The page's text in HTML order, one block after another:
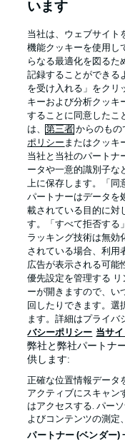
言語をお選びください
日本語
Official Partners
います
当社は、ウェブサイト
機能クッキーを使用し
らなる最適化を図るた
記録することができる
を受け入れる」をクリ
キーおよび分析クッキ
することに同意したこ
は、第三者 からのもの
ポリシー またはクッキ
当社と当社のパートナ
ータや一意的識別子な
上に保存します。「同
パートナーはデータを
載されている目的に対
す。「すべて拒否する
ラッキング技術は無効
されている場合、利用
広告が表示される可能
優先設定を管理する
ーが開きますので、い
回したりできます。選
ます。詳細はプライバ
バシーポリシー 当サ
弊社と弊社パートナ
供します:
正確な位置情報データ
アクティブにスキャン
はアクセスする. パー
よびコンテンツの測定
パートナー (ベンダー)